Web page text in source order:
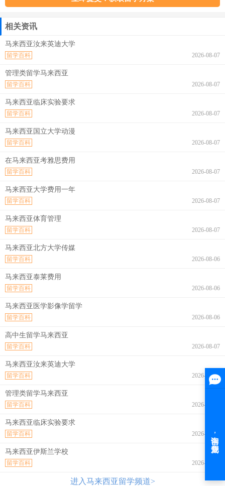
相关资讯
马来西亚汝来英迪大学
2026-08-07
留学百科
管理类留学马来西亚
2026-08-07
留学百科
马来西亚临床实验要求
2026-08-07
留学百科
马来西亚国立大学动漫
2026-08-07
留学百科
在马来西亚考雅思费用
2026-08-07
留学百科
马来西亚大学费用一年
2026-08-07
留学百科
马来西亚体育管理
2026-08-07
留学百科
马来西亚北方大学传媒
2026-08-06
留学百科
马来西亚泰莱费用
2026-08-06
留学百科
马来西亚医学影像学留学
2026-08-06
留学百科
高中生留学马来西亚
2026-08-07
留学百科
马来西亚汝来英迪大学
2026-08-07
留学百科
管理类留学马来西亚
2026-08-07
留学百科
马来西亚临床实验要求
2026-08-07
留学百科
马来西亚伊斯兰学校
2026-08-07
留学百科
进入马来西亚留学频道>